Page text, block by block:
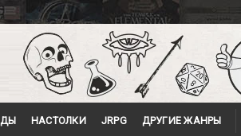
НАСТОЛКИ JRPG ДРУГИЕ ЖАНРЫ